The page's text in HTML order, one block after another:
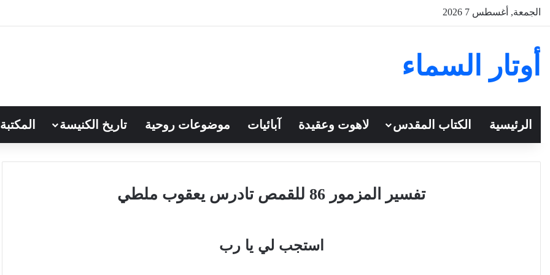
الجمعة, أغسطس 7 2026
أوتار السماء
الرئيسية الكتاب المقدس لاهوت وعقيدة آبائيات موضوعات روحية تاريخ الكنيسة المكتبة
تفسير المزمور 86 للقمص تادرس يعقوب ملطي
استجب لي يا رب